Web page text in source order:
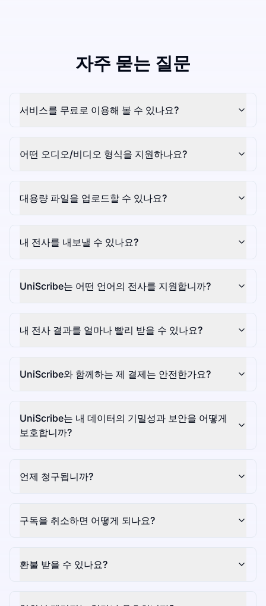
자주 묻는 질문
서비스를 무료로 이용해 볼 수 있나요?
어떤 오디오/비디오 형식을 지원하나요?
대용량 파일을 업로드할 수 있나요?
내 전사를 내보낼 수 있나요?
UniScribe는 어떤 언어의 전사를 지원합니까?
내 전사 결과를 얼마나 빨리 받을 수 있나요?
UniScribe와 함께하는 제 결제는 안전한가요?
UniScribe는 내 데이터의 기밀성과 보안을 어떻게
보호합니까?
언제 청구됩니까?
구독을 취소하면 어떻게 되나요?
환불 받을 수 있나요?